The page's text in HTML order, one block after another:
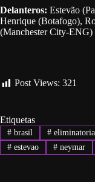
Delanteros: Estevão
Henrique (Botafogo),
(Manchester City-
Categorías
Post Views: 321
Etiquetas
#brasil #
#estevao #neymar